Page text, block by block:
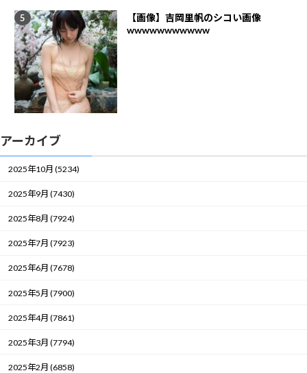
【画像】吉岡里帆のシコい画像
wwwwwwwwwww
アーカイブ
2025年10月 (5234)
2025年9月 (7430)
2025年8月 (7924)
2025年7月 (7923)
2025年6月 (7678)
2025年5月 (7900)
2025年4月 (7861)
2025年3月 (7794)
2025年2月 (6858)